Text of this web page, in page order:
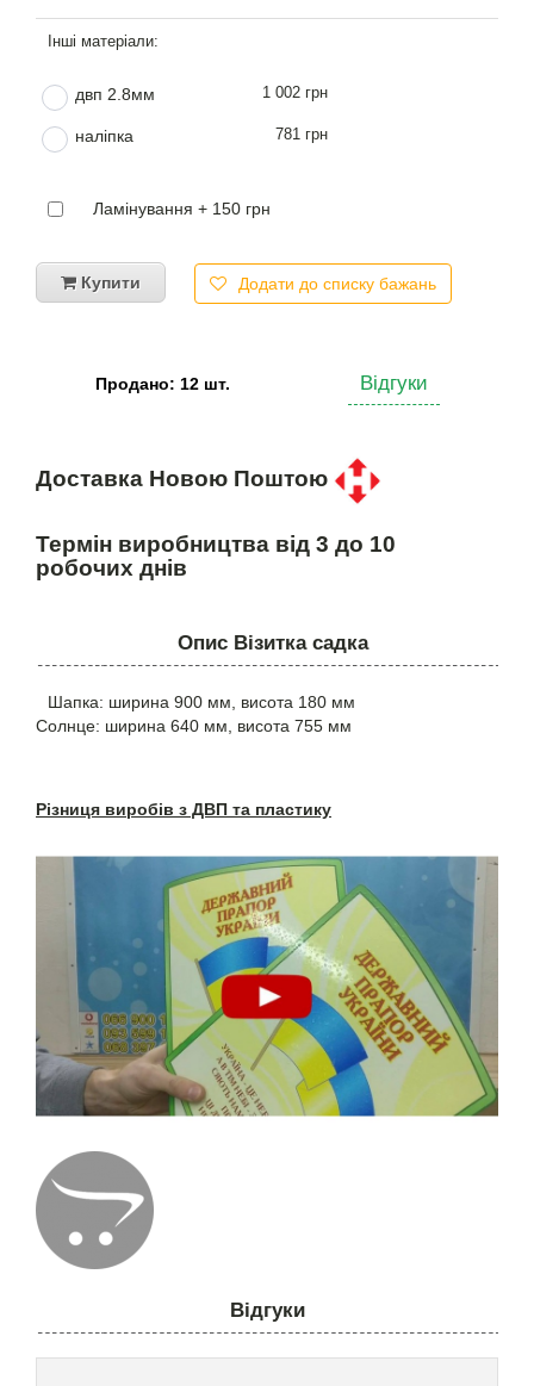
двп 2.8мм 1 002 грн
наліпка 781 грн
Ламінування + 150 грн
Купити Додати до списку бажань
Продано: 12 шт. Відгуки
Доставка Новою Поштою
Термін виробництва від 3 до 10
робочих днів
Опис Візитка садка
Шапка: ширина 900 мм, висота 180 мм
Солнце: ширина 640 мм, висота 755 мм
Різниця виробів з ДВП та пластику
Відгуки